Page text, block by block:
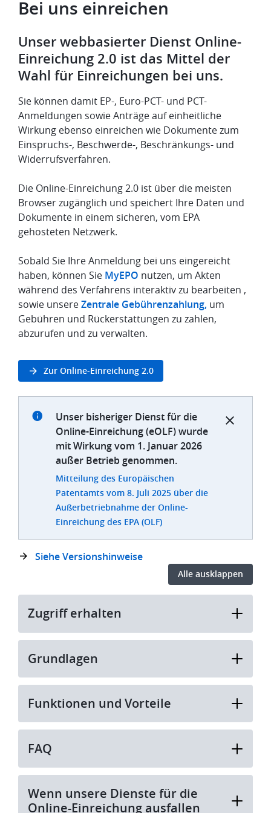
Bei uns einreichen
Unser webbasierter Dienst Online-
Einreichung 2.0 ist das Mittel der
Wahl für Einreichungen bei uns.
Sie können damit EP-, Euro-PCT- und PCT-
Anmeldungen sowie Anträge auf einheitliche
Wirkung ebenso einreichen wie Dokumente zum
Einspruchs-, Beschwerde-, Beschränkungs- und
Widerrufsverfahren.
Die Online-Einreichung 2.0 ist über die meisten
Browser zugänglich und speichert Ihre Daten und
Dokumente in einem sicheren, vom EPA
gehosteten Netzwerk.
Sobald Sie Ihre Anmeldung bei uns eingereicht
haben, können Sie MyEPO nutzen, um Akten
während des Verfahrens interaktiv zu bearbeiten ,
sowie unsereZentrale Gebührenzahlung, um
Gebühren und Rückerstattungen zu zahlen,
abzurufen und zu verwalten.
Zur Online-Einreichung 2.0
Unser bisheriger Dienst für die
Online-Einreichung (eOLF) wurde
mit Wirkung vom 1. Januar 2026
außer Betrieb genommen.
Mitteilung des Europäischen
Patentamts vom 8. Juli 2025 über die
Außerbetriebnahme der Online-
Einreichung des EPA (OLF)
Siehe Versionshinweise
Alle ausklappen
Zugriff erhalten
Grundlagen
Funktionen und Vorteile
FAQ
Wenn unsere Dienste für die
Online-Einreichung ausfallen